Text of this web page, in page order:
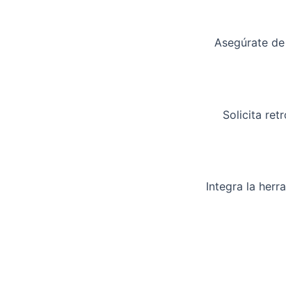
Asegúrate
Solicita
Integra la